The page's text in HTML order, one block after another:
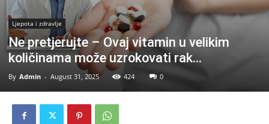
Ljepota i zdravlje
Ne pretjerujte – Ovaj vitamin u velikim
količinama može uzrokovati rak…
By Admin - August 31, 2025 424 0